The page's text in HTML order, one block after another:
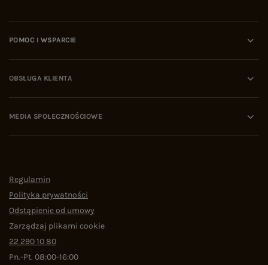
POMOC I WSPARCIE
OBSŁUGA KLIENTA
MEDIA SPOŁECZNOŚCIOWE
Regulamin
Polityka prywatności
Odstąpienie od umowy
Zarządzaj plikami cookie
22 290 10 80
Pn.-Pt. 08:00-16:00